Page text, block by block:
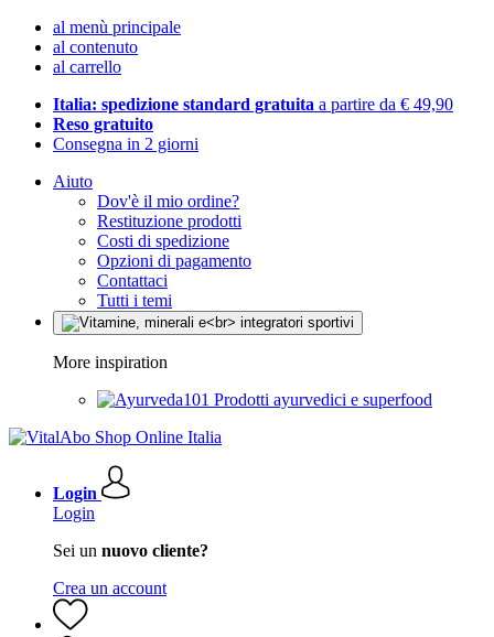
al menù principale
al contenuto
al carrello
Italia: spedizione standard gratuita a partire da € 49,90
Reso gratuito
Consegna in 2 giorni
Aiuto
Dov'è il mio ordine?
Restituzione prodotti
Costi di spedizione
Opzioni di pagamento
Contattaci
Tutti i temi
More inspiration
Prodotti ayurvedici e superfood
Login
Login
Sei un nuovo cliente?
Crea un account